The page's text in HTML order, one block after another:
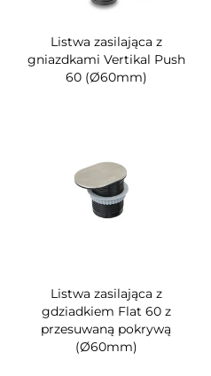
Listwa zasilająca z
gniazdkami Vertikal Push
60 (Ø60mm)
Listwa zasilająca z
gdziadkiem Flat 60 z
przesuwaną pokrywą
(Ø60mm)